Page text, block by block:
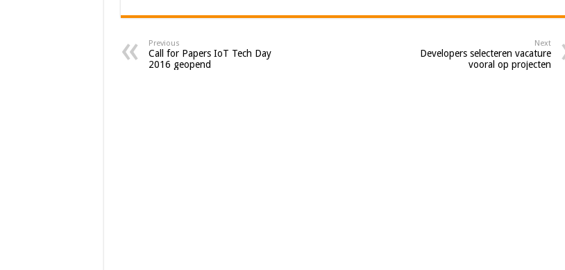
Previous
Call for Papers IoT Tech Day
2016 geopend
Next
Developers selecteren vacature
vooral op projecten